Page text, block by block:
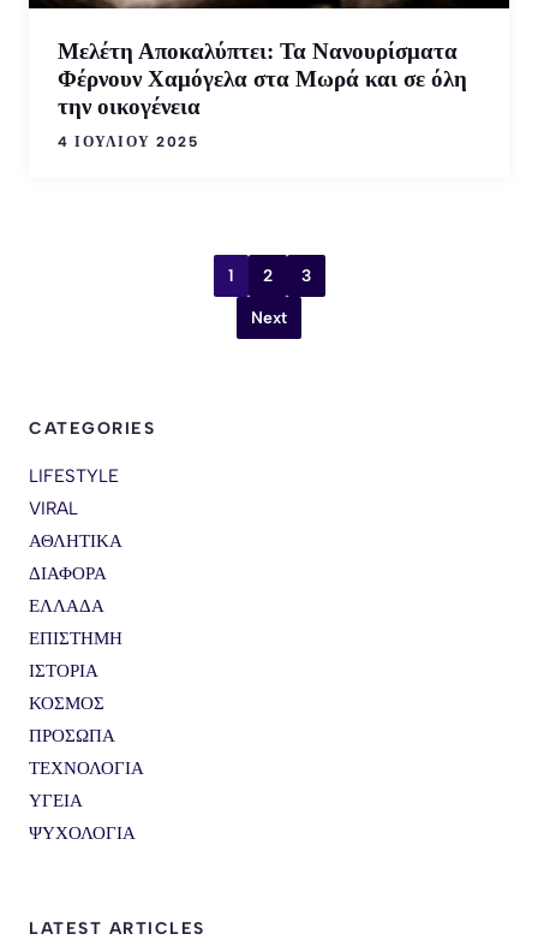
Μελέτη Αποκαλύπτει: Τα Νανουρίσματα
Φέρνουν Χαμόγελα στα Μωρά και σε όλη
την οικογένεια
4 ΙΟΥΛΊΟΥ 2025
1 2 3
Next
CATEGORIES
LIFESTYLE
VIRAL
ΑΘΛΗΤΙΚΑ
ΔΙΑΦΟΡΑ
ΕΛΛΑΔΑ
ΕΠΙΣΤΗΜΗ
ΙΣΤΟΡΙΑ
ΚΟΣΜΟΣ
ΠΡΟΣΩΠΑ
ΤΕΧΝΟΛΟΓΙΑ
ΥΓΕΙΑ
ΨΥΧΟΛΟΓΙΑ
LATEST ARTICLES